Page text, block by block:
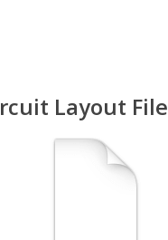
Layout File